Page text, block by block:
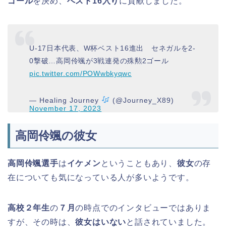
U-17日本代表、W杯ベスト16進出 セネガルを2-
0撃破…高岡伶颯が3戦連発の殊勲2ゴール
pic.twitter.com/POWwbkyqwc
— Healing Journey
(@Journey_X89)
November 17, 2023
高岡伶颯の彼女
高岡伶颯選手はイケメンということもあり、彼女の存
在についても気になっている人が多いようです。
高校２年生の ７月の時点でのインタビューではありま
すが、その時は、彼女はいないと話されていました。